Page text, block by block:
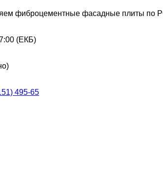
фиброцементные фасадные плиты по
(ЕКБ)
495-65